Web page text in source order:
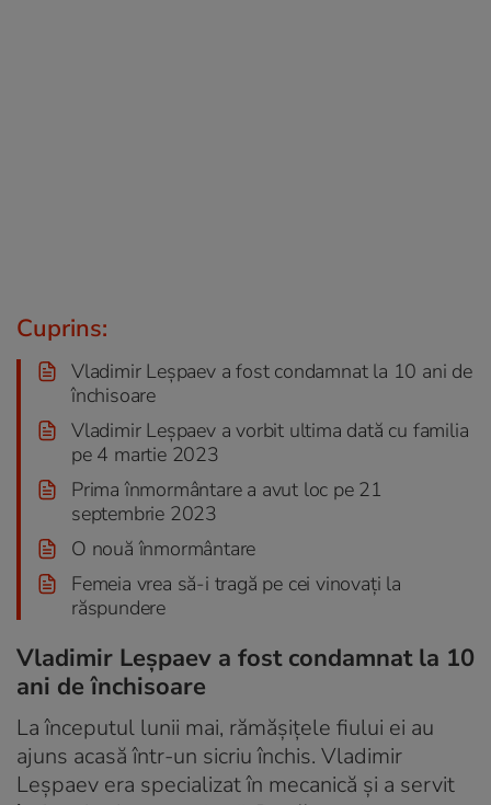
Cuprins:
Vladimir Leșpaev a fost condamnat la 10 ani de
închisoare
Vladimir Leșpaev a vorbit ultima dată cu familia
pe 4 martie 2023
Prima înmormântare a avut loc pe 21
septembrie 2023
O nouă înmormântare
Femeia vrea să-i tragă pe cei vinovați la
răspundere
Vladimir Leșpaev a fost condamnat la 10
ani de închisoare
La începutul lunii mai, rămășițele fiului ei au
ajuns acasă într-un sicriu închis. Vladimir
Leșpaev era specializat în mecanică și a servit